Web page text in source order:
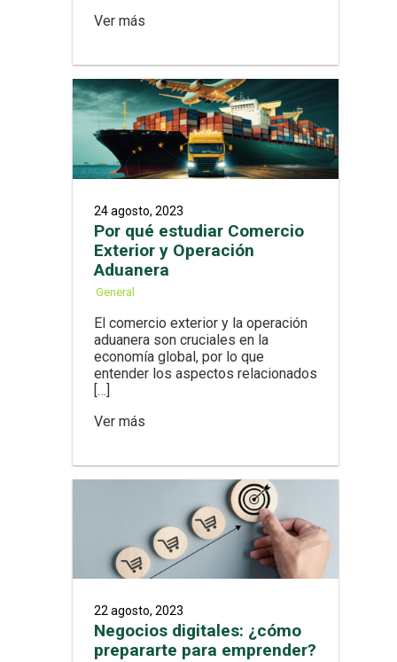
Ver más
24 agosto, 2023
Por qué estudiar Comercio
Exterior y Operación
Aduanera
General
El comercio exterior y la operación
aduanera son cruciales en la
economía global, por lo que
entender los aspectos relacionados
[…]
Ver más
22 agosto, 2023
Negocios digitales: ¿cómo
prepararte para emprender?